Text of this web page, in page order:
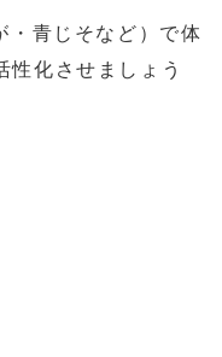
青じそなど）で体
性化させましょう